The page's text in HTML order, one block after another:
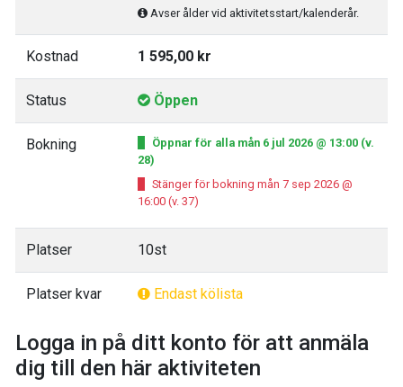
Avser ålder vid aktivitetsstart/kalenderår.
Kostnad 1 595,00 kr
Status Öppen
Bokning
Öppnar för alla mån 6 jul 2026 @ 13:00 (v.
28)
Stänger för bokning mån 7 sep 2026 @
16:00 (v. 37)
Platser 10st
Platser kvar Endast kölista
Logga in på ditt konto för att anmäla
dig till den här aktiviteten